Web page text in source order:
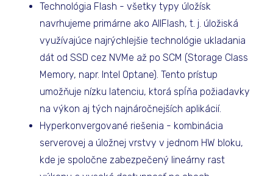
Technológia Flash - všetky typy úložísk
navrhujeme primárne ako AllFlash, t. j. úložiská
využívajúce najrýchlejšie technológie ukladania
dát od SSD cez NVMe až po SCM (Storage Class
Memory, napr. Intel Optane). Tento prístup
umožňuje nízku latenciu, ktorá spĺňa požiadavky
na výkon aj tých najnáročnejších aplikácií.
Hyperkonvergované riešenia - kombinácia
serverovej a úložnej vrstvy v jednom HW bloku,
kde je spoločne zabezpečený lineárny rast